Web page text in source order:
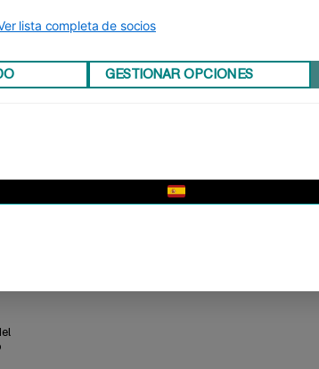
lista completa de socios
GESTIONAR OPCIONES